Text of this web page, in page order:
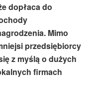
dopłaca do
Mimo
przedsiębiorcy
z myślą o dużych
firmach